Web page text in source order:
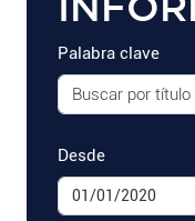
Palabra clave
Desde